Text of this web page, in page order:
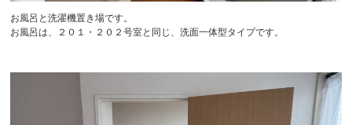
お風呂と洗濯機置き場です。
お風呂は、２０１・２０２号室と同じ、洗面一体型タイプです。